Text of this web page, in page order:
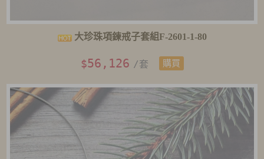
大珍珠項鍊戒子套組F-2601-1-80
$56,126 /套 購買